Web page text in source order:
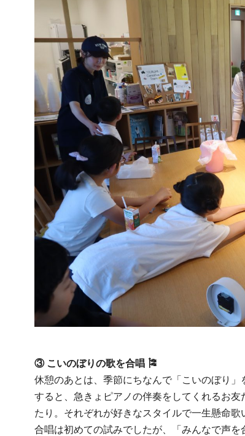
③ こいのぼりの歌を合唱 🎏
休憩のあとは、季節にちなんで「こいのぼり」
すると、急きょピアノの伴奏をしてくれるお
たり。それぞれが好きなスタイルで一生懸命歌
合唱は初めての試みでしたが、「みんなで声